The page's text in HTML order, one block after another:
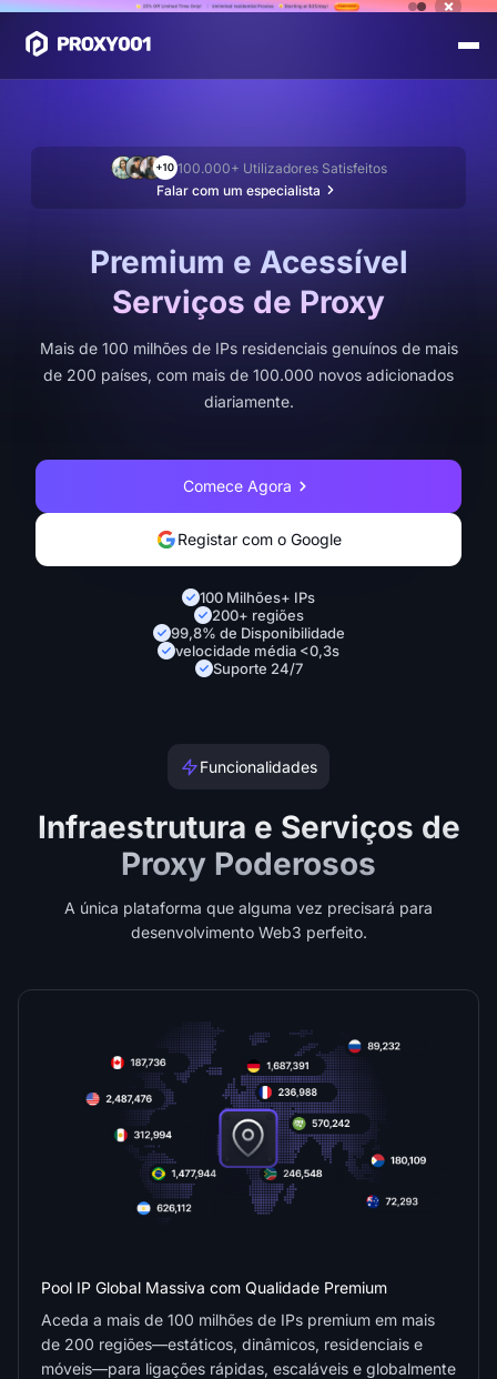
100.000+ Utilizadores Satisfeitos
Falar com um especialista
Premium e Acessível
Serviços de Proxy
Mais de 100 milhões de IPs residenciais genuínos de mais
de 200 países, com mais de 100.000 novos adicionados
diariamente.
Comece Agora
Registar com o Google
100 Milhões+ IPs
200+ regiões
99,8% de Disponibilidade
velocidade média <0,3s
Suporte 24/7
Funcionalidades
Infraestrutura e Serviços de
Proxy Poderosos
A única plataforma que alguma vez precisará para
desenvolvimento Web3 perfeito.
Pool IP Global Massiva com Qualidade Premium
Aceda a mais de 100 milhões de IPs premium em mais
de 200 regiões—estáticos, dinâmicos, residenciais e
móveis—para ligações rápidas, escaláveis e globalmente